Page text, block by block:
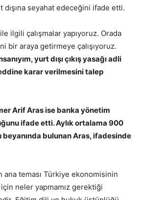
seyahat edeceğini ifade etti.
ilgili çalışmalar yapıyoruz. Orada
bir araya getirmeye çalışıyoruz.
yurt dışı çıkış yasağı adli
karar verilmesini talep
Arif Aras ise banka yönetim
ifade etti. Aylık ortalama 900
bulunan Aras, ifadesinde
ana teması Türkiye ekonomisinin
neler yapmamız gerektiği